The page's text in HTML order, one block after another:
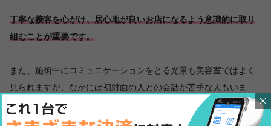
丁寧な接客を心がけ、居心地が良いお店になるよう意識的に取り
組むことが重要です。
また、施術中にコミュニケーションをとる光景も美容室ではよく
見られますが、なかには初対面の人との会話が苦手な人もいま
す。無条件に誰に対しても積極的にコミュニケーションをとれば
良いというものでもなく、あくまでもその人の雰囲気や会話の内